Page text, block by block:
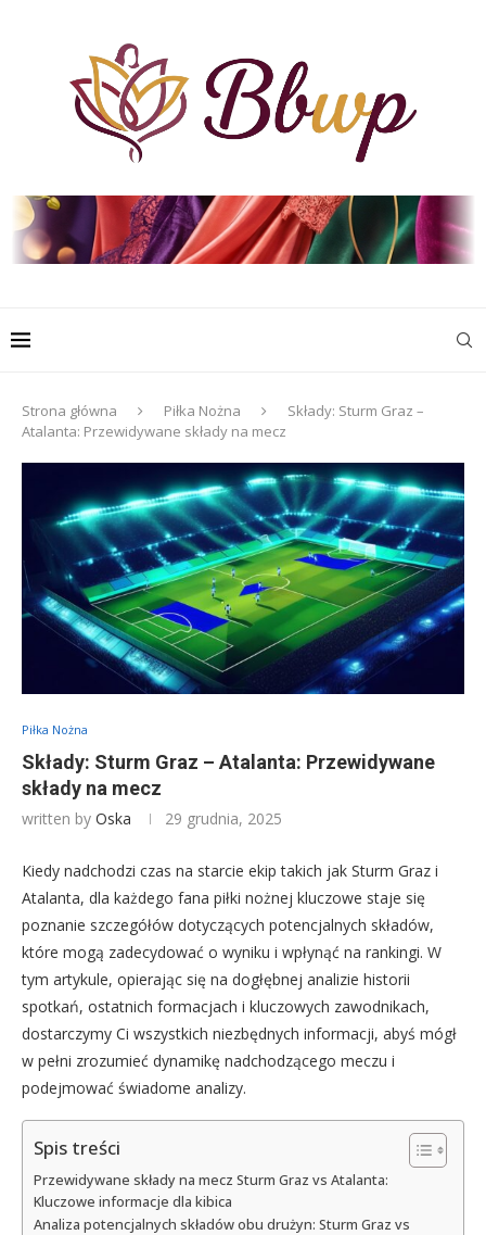
Strona główna Piłka Nożna
Składy: Sturm Graz –
Atalanta: Przewidywane składy na mecz
Piłka Nożna
Składy: Sturm Graz – Atalanta: Przewidywane
składy na mecz
written by Oska 29 grudnia, 2025
Kiedy nadchodzi czas na starcie ekip takich jak Sturm Graz i
Atalanta, dla każdego fana piłki nożnej kluczowe staje się
poznanie szczegółów dotyczących potencjalnych składów,
które mogą zadecydować o wyniku i wpłynąć na rankingi. W
tym artykule, opierając się na dogłębnej analizie historii
spotkań, ostatnich formacjach i kluczowych zawodnikach,
dostarczymy Ci wszystkich niezbędnych informacji, abyś mógł
w pełni zrozumieć dynamikę nadchodzącego meczu i
podejmować świadome analizy.
Spis treści
Przewidywane składy na mecz Sturm Graz vs Atalanta:
Kluczowe informacje dla kibica
Analiza potencjalnych składów obu drużyn: Sturm Graz vs